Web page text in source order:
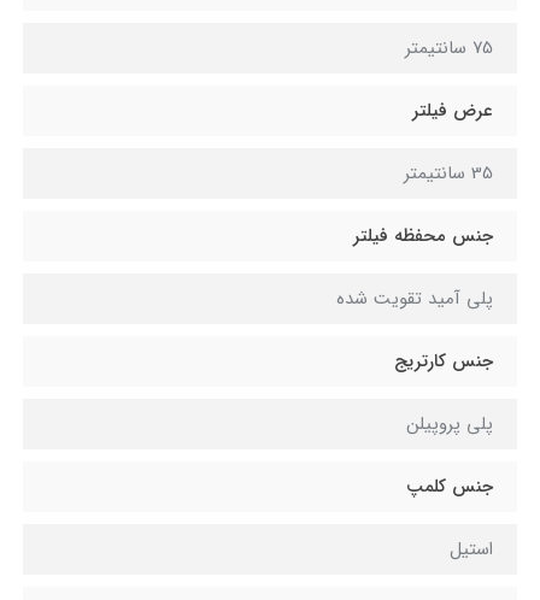
75 سانتیمتر
عرض فیلتر
35 سانتیمتر
جنس محفظه فیلتر
پلی آمید تقویت شده
جنس کارتریج
پلی پروپیلن
جنس کلمپ
استیل